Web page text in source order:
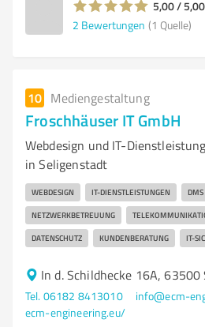
5,00 / 5,00
2 Bewertungen (1 Quelle)
10 Mediengestaltung
Froschhäuser IT GmbH
Webdesign und IT-
in Seligenstadt
WEBDESIGN IT-DIENSTLEISTUNGEN DMS
NETZWERKBETREUUNG
DATENSCHUTZ KUNDENBERATUNG IT-
In d. Schildhecke 16A,
Tel. 06182 8413010
info@ecm-
ecm-engineering.eu/